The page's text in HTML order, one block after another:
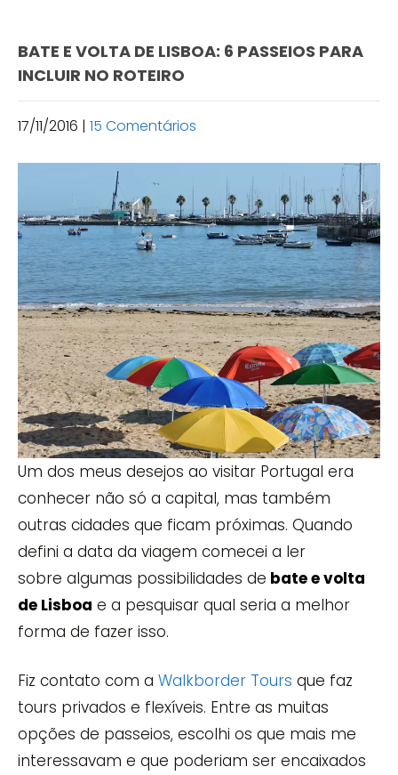
BATE E VOLTA DE LISBOA: 6 PASSEIOS PARA
INCLUIR NO ROTEIRO
17/11/2016 | 15 Comentários
Um dos meus desejos ao visitar Portugal era
conhecer não só a capital, mas também
outras cidades que ficam próximas. Quando
defini a data da viagem comecei a ler
sobre algumas possibilidades de bate e volta
de Lisboa e a pesquisar qual seria a melhor
forma de fazer isso.
Fiz contato com a Walkborder Tours que faz
tours privados e flexíveis. Entre as muitas
opções de passeios, escolhi os que mais me
interessavam e que poderiam ser encaixados